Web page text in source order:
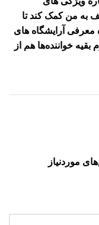
به من کمک کند تا
معرفی آرایشگاه های
بقیه خواننده‌ها هم از
موردنیاز